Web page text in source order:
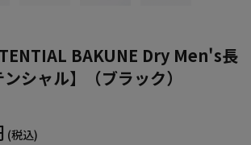
BAKUNE Dry Men's長
シャル】（ブラック）
(税込)